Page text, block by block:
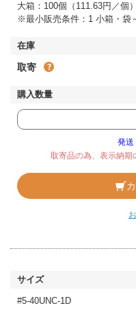
大箱：100個（111.63円／個）
※最小販売条件：1 小箱・袋
取寄
発送
取寄品の為、表示納期
#5-40UNC-1D